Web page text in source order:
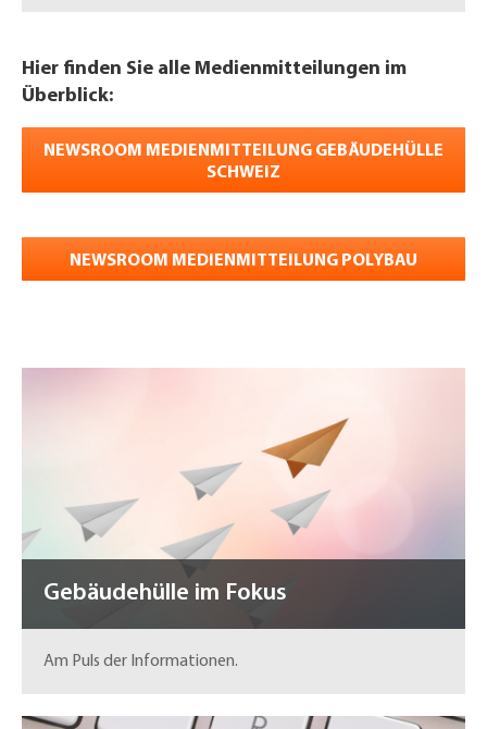
Hier finden Sie alle Medienmitteilungen im
Überblick:
NEWSROOM MEDIENMITTEILUNG GEBÄUDEHÜLLE
SCHWEIZ
NEWSROOM MEDIENMITTEILUNG POLYBAU
Gebäudehülle im Fokus
Am Puls der Informationen.